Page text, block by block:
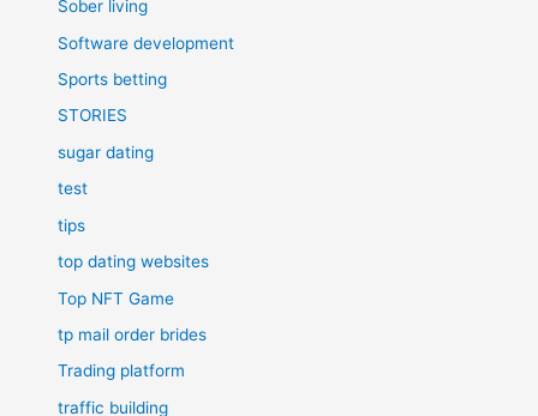
Sober living
Software development
Sports betting
STORIES
sugar dating
test
tips
top dating websites
Top NFT Game
tp mail order brides
Trading platform
traffic building